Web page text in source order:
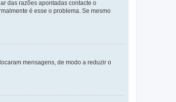
das razões apontadas contacte o
é esse o problema. Se mesmo
mensagens, de modo a reduzir o